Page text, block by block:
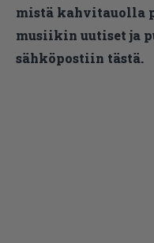
mistä kahvitauolla
musiikin uutiset ja
sähköpostiin tästä.